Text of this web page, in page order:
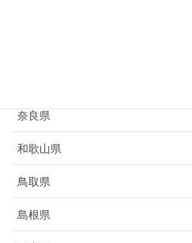
奈良県
和歌山県
鳥取県
島根県